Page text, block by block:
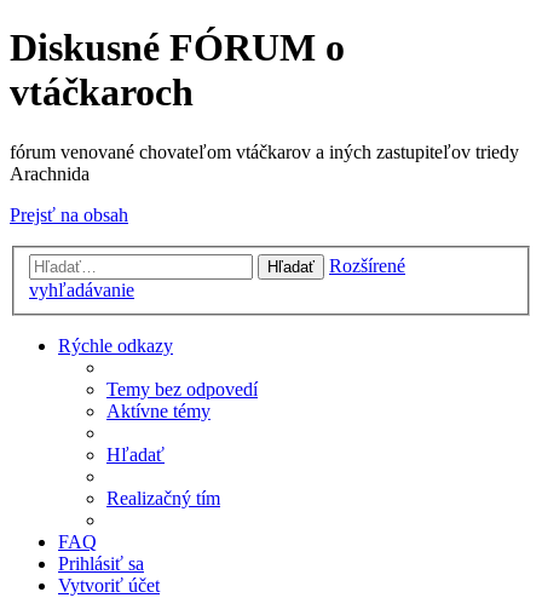
Diskusné FÓRUM o
vtáčkaroch
fórum venované chovateľom vtáčkarov a iných zastupiteľov triedy
Arachnida
Prejsť na obsah
Hľadať
Rozšírené
vyhľadávanie
Rýchle odkazy
Temy bez odpovedí
Aktívne témy
Hľadať
Realizačný tím
FAQ
Prihlásiť sa
Vytvoriť účet